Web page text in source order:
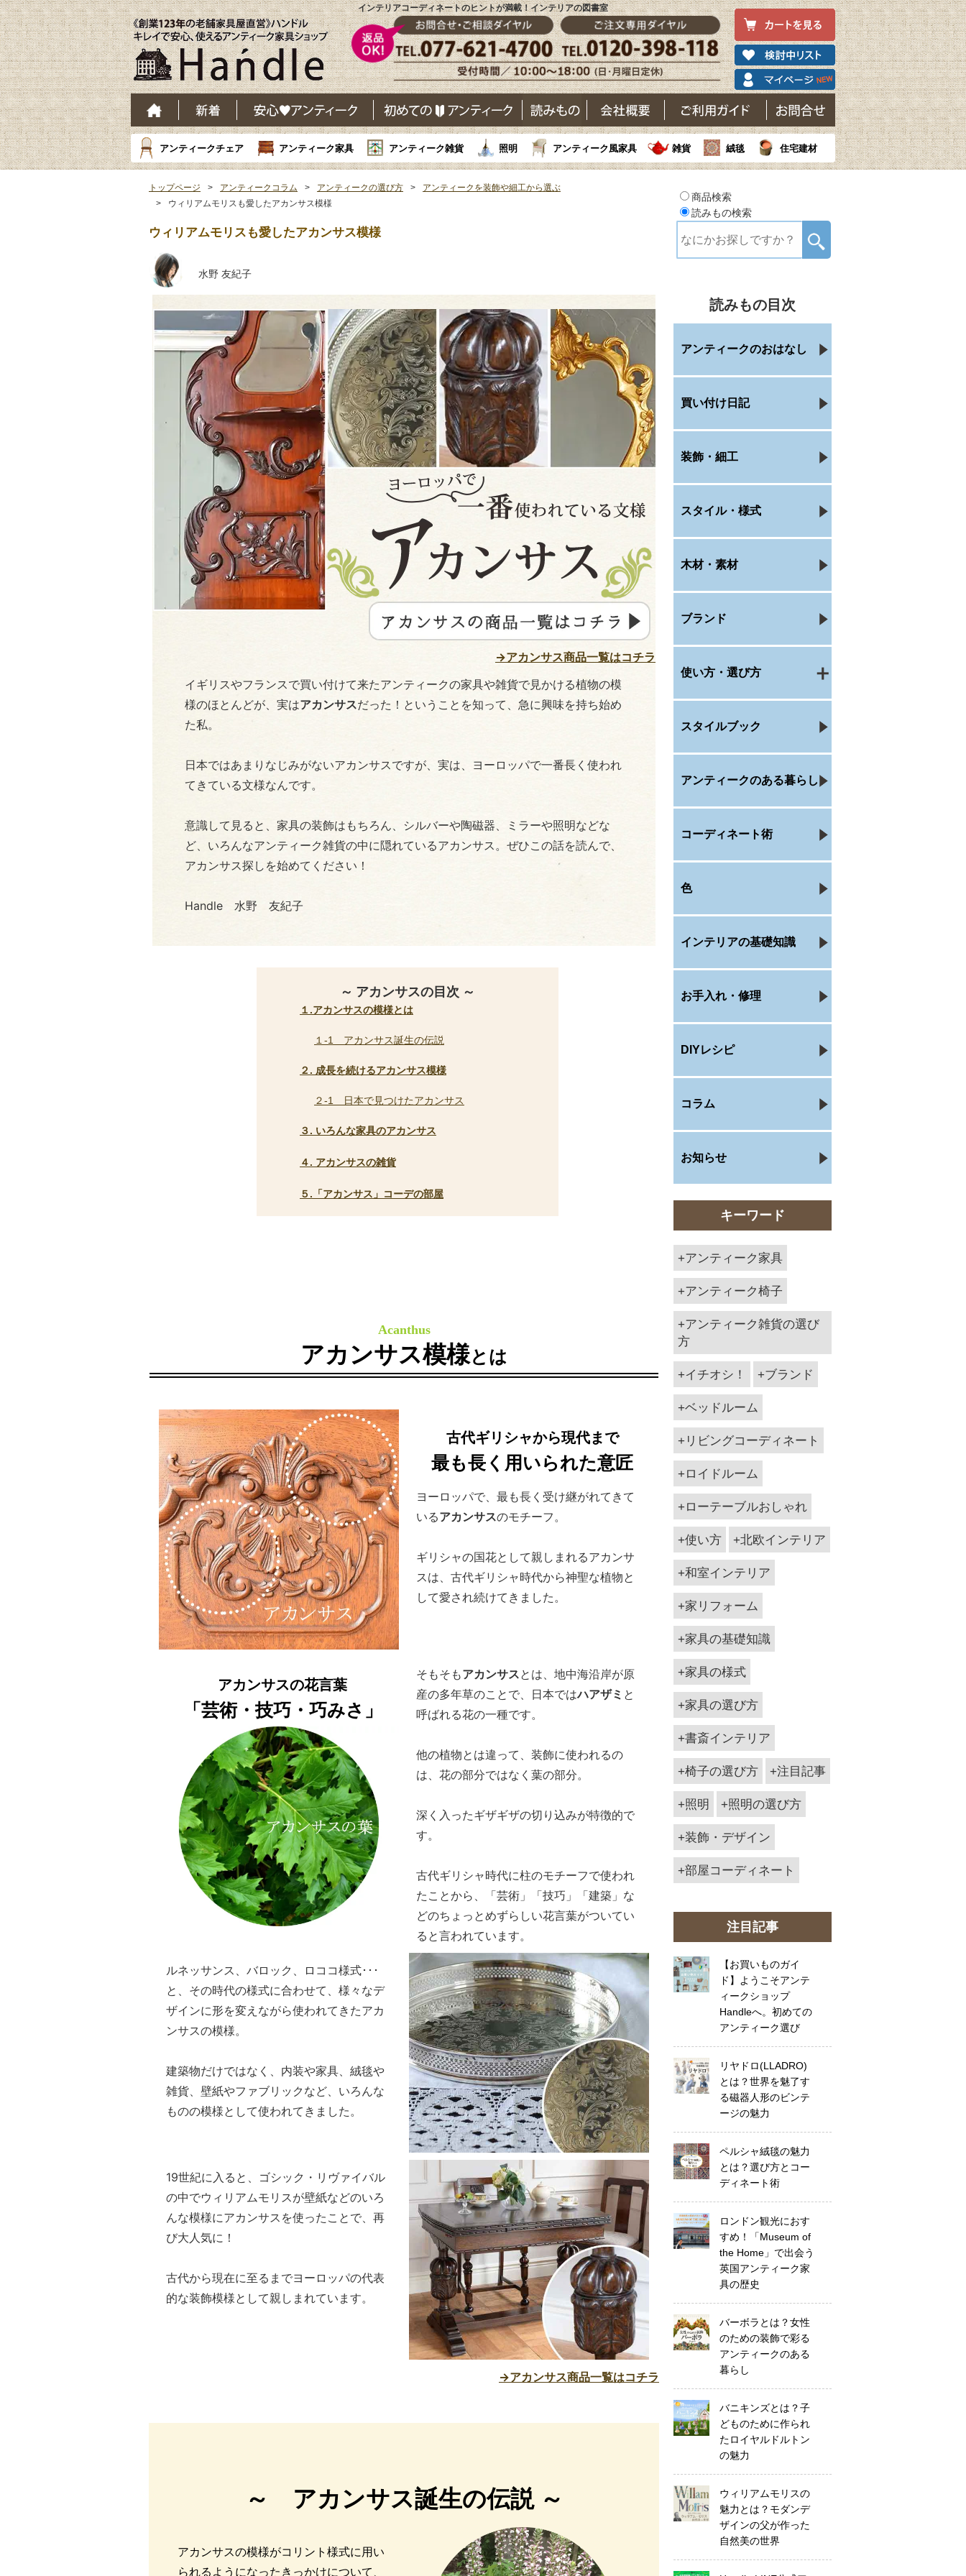
インテリアコーディネートのヒントが満載！インテリアの図書室
アンティークチェア アンティーク家具 アンティーク雑貨 照明 アンティーク風家具 雑貨 絨毯 住宅建材
トップページ アンティークコラム アンティークの選び方
アンティークを装飾や細工から選ぶ
ウィリアムモリスも愛したアカンサス模様
ウィリアムモリスも愛したアカンサス模様
水野 友紀子
→アカンサス商品一覧はコチラ
イギリスやフランスで買い付けて来たアンティークの家具や雑貨で見かける植物の模
様のほとんどが、実はアカンサスだった！ということを知って、急に興味を持ち始め
た私。
日本ではあまりなじみがないアカンサスですが、実は、ヨーロッパで一番長く使われ
てきている文様なんです。
意識して見ると、家具の装飾はもちろん、シルバーや陶磁器、ミラーや照明などな
ど、いろんなアンティーク雑貨の中に隠れているアカンサス。ぜひこの話を読んで、
アカンサス探しを始めてください！
Handle 水野 友紀子
～ アカンサスの目次 ～
１.アカンサスの模様とは
１-1 アカンサス誕生の伝説
２. 成長を続けるアカンサス模様
２-1 日本で見つけたアカンサス
３. いろんな家具のアカンサス
４. アカンサスの雑貨
５.「アカンサス」コーデの部屋
Acanthus
アカンサス模様とは
古代ギリシャから現代まで
最も長く用いられた意匠
ヨーロッパで、最も長く受け継がれてきて
いるアカンサスのモチーフ。
ギリシャの国花として親しまれるアカンサ
スは、古代ギリシャ時代から神聖な植物と
して愛され続けてきました。
アカンサスの花言葉
「芸術・技巧・巧みさ」
そもそもアカンサスとは、地中海沿岸が原
産の多年草のことで、日本ではハアザミ と
呼ばれる花の一種です。
他の植物とは違って、装飾に使われるの
は、花の部分ではなく葉の部分。
深く入ったギザギザの切り込みが特徴的で
す。
古代ギリシャ時代に柱のモチーフで使われ
たことから、「芸術」「技巧」「建築」な
どのちょっとめずらしい花言葉がついてい
ると言われています。
ルネッサンス、バロック、ロココ様式･･･
と、その時代の様式に合わせて、様々なデ
ザインに形を変えながら使われてきたアカ
ンサスの模様。
建築物だけではなく、内装や家具、絨毯や
雑貨、壁紙やファブリックなど、いろんな
ものの模様として使われてきました。
19世紀に入ると、ゴシック・リヴァイバル
の中でウィリアムモリスが壁紙などのいろ
んな模様にアカンサスを使ったことで、再
び大人気に！
古代から現在に至るまでヨーロッパの代表
的な装飾模様として親しまれています。
→アカンサス商品一覧はコチラ
～ アカンサス誕生の伝説 ～
アカンサスの模様がコリント様式に用い
られるようになったきっかけについて、
商品検索
読みもの検索
読みもの目次
アンティークのおはなし
買い付け日記
装飾・細工
スタイル・様式
木材・素材
ブランド
使い方・選び方
スタイルブック
アンティークのある暮らし
コーディネート術
色
インテリアの基礎知識
お手入れ・修理
DIYレシピ
コラム
お知らせ
キーワード
アンティーク家具
アンティーク椅子
アンティーク雑貨の選び
方
イチオシ！ ブランド
ベッドルーム
リビングコーディネート
ロイドルーム
ローテーブルおしゃれ
使い方 北欧インテリア
和室インテリア
家リフォーム
家具の基礎知識
家具の様式
家具の選び方
書斎インテリア
椅子の選び方 注目記事
照明 照明の選び方
装飾・デザイン
部屋コーディネート
注目記事
【お買いものガイ
ド】ようこそアンテ
ィークショップ
Handleへ。初めての
アンティーク選び
リヤドロ(LLADRO)
とは？世界を魅了す
る磁器人形のビンテ
ージの魅力
ペルシャ絨毯の魅力
とは？選び方とコー
ディネート術
ロンドン観光におす
すめ！「Museum of
the Home」で出会う
英国アンティーク家
具の歴史
バーボラとは？女性
のための装飾で彩る
アンティークのある
暮らし
バニキンズとは？子
どものために作られ
たロイヤルドルトン
の魅力
ウィリアムモリスの
魅力とは？モダンデ
ザインの父が作った
自然美の世界